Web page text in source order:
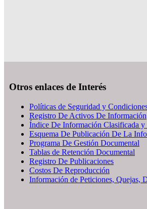
Otros enlaces de Interés
Políticas de Seguridad y
Registro De Activos De Información
Índice De Información Clasificada y
Esquema De Publicación De La
Programa De Gestión Documental
Tablas de Retención Documental
Registro De Publicaciones
Costos De Reproducción
Información de Peticiones, Quejas,